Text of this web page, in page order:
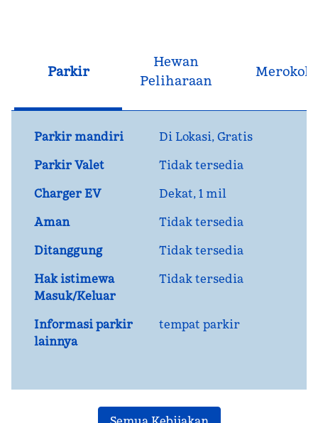
Parkir
Hewan
Peliharaan
Merokok
Parkir mandiri Di Lokasi, Gratis
Parkir Valet
Tidak tersedia
Charger EV
Dekat, 1 mil
Aman
Tidak tersedia
Ditanggung
Tidak tersedia
Hak istimewa
Masuk/Keluar
Tidak tersedia
Informasi parkir
lainnya
tempat parkir